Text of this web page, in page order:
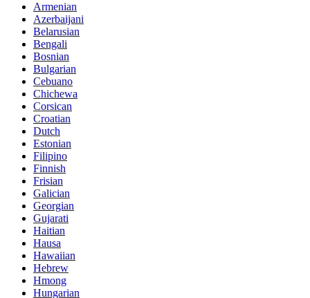
Armenian
Azerbaijani
Belarusian
Bengali
Bosnian
Bulgarian
Cebuano
Chichewa
Corsican
Croatian
Dutch
Estonian
Filipino
Finnish
Frisian
Galician
Georgian
Gujarati
Haitian
Hausa
Hawaiian
Hebrew
Hmong
Hungarian